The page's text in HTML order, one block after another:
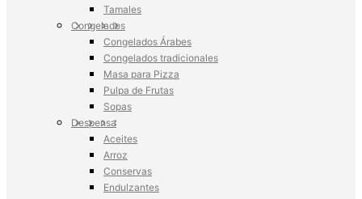
Tamales
Congelados
Congelados Árabes
Congelados tradicionales
Masa para Pizza
Pulpa de Frutas
Sopas
Despensa
Aceites
Arroz
Conservas
Endulzantes